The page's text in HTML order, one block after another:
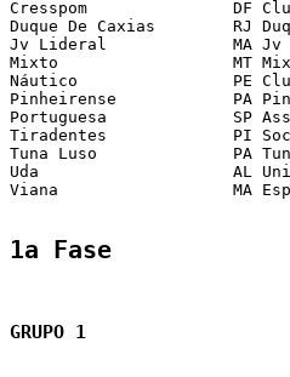
Cresspom               DF
Duque De Caxias        RJ
Jv Lideral             MA Jv
Mixto                  MT
Náutico                PE
Pinheirense            PA
Portuguesa             SP
Tiradentes             PI
Tuna Luso              PA
Uda                    AL
Viana                  MA
1a Fase
GRUPO 1